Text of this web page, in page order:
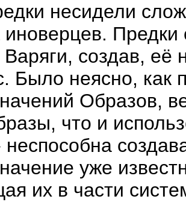
несидели
иноверцев.
создав, её
Было неясно, как
Образов,
что и
неспособна
уже
их в части